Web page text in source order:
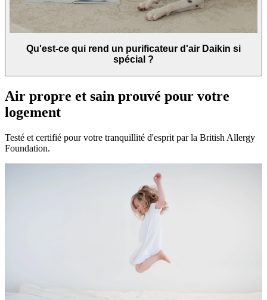
Qu'est-ce qui rend un purificateur d'air Daikin si
spécial ?
Air propre et sain prouvé pour votre
logement
Testé et certifié pour votre tranquillité d'esprit par la British Allergy
Foundation.